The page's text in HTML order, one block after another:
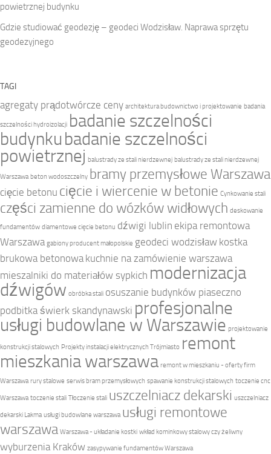
powietrznej budynku
Gdzie studiować geodezję – geodeci Wodzisław. Naprawa sprzętu
geodezyjnego
TAGI
agregaty prądotwórcze ceny architektura budownictwo i projektowanie badania
szczelności hydroizolacji badanie szczelności
budynku badanie szczelności
powietrznej balustrady ze stali nierdzewnej balustrady ze stali nierdzewnej
Warszawa beton wodoszczelny bramy przemysłowe Warszawa
cięcie betonu cięcie i wiercenie w betonie Cynkowanie stali
części zamienne do wózków widłowych deskowanie
fundamentów diamentowe cięcie betonu dźwigi lublin ekipa remontowa
Warszawa gabiony producent małopolskie geodeci wodzisław kostka
brukowa betonowa kuchnie na zamówienie warszawa
mieszalniki do materiałów sypkich modernizacja
dźwigów obróbka stali osuszanie budynków piaseczno
podbitka świerk skandynawski profesjonalne
usługi budowlane w Warszawie projektowanie
konstrukcji stalowych Projekty instalacji elektrycznych Trójmiasto remont
mieszkania warszawa remont w mieszkaniu - oferty firm
Warszawa rury stalowe serwis bram przemysłowych spawanie konstrukcji stalowych toczenie cnc
Warszawa toczenie stali Tłoczenie stali uszczelniacz dekarski uszczelniacz
dekarski Lakma usługi budowlane warszawa usługi remontowe
warszawa Warszawa - układanie kostki wkład kominkowy stalowy czy żeliwny
wyburzenia Kraków zasypywanie fundamentów Warszawa